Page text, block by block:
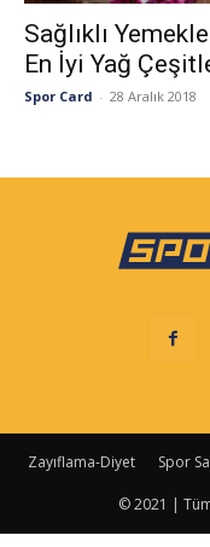
Sağlıklı
En İyi Yağ
Spor Card - 28 Aralık 2018
Zayıflama-Diyet Spor
© 2021 |